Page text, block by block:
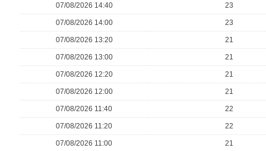
07/08/2026 14:40 23
07/08/2026 14:00 23
07/08/2026 13:20 21
07/08/2026 13:00 21
07/08/2026 12:20 21
07/08/2026 12:00 21
07/08/2026 11:40 22
07/08/2026 11:20 22
07/08/2026 11:00 21